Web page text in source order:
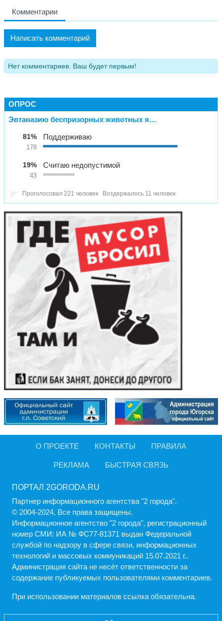
Комментарии
Написать комментарий
Нет комментариев. Ваш будет первым!
ОПРОС
Эвтаназию беспризорных животных я…
81%
178
Поддерживаю
19%
43
Считаю недопустимой
Проголосовал 221 человек Воздержалось 11 человек
О ПРОЕКТЕ КОНТАКТЫ ПРАВИЛА
РЕКЛАМА БЫСТРАЯ СВЯЗЬ
ПОРТАЛ 2GORODA.RU
Партнер информационного агентства "2 города".
© 2004-2024, Все права защищены.
Информационное агентство "2 города", регистрационный
номер СМИ: ИА № ФС77-81371 выдан Федеральной
службой по надзору в сфере связи, информационных
технологий и массовых коммуникаций 15.07.2021 г..
Администрация cайта не несёт ответственности за
содержание публикуемых пользователями комментариев.
При использовании материалов ссылка обязательна.